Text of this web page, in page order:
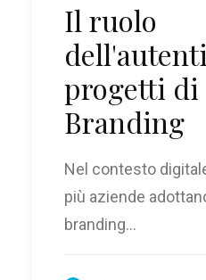
Il ruolo
progetti di
Branding
Nel contesto
più aziende
branding…